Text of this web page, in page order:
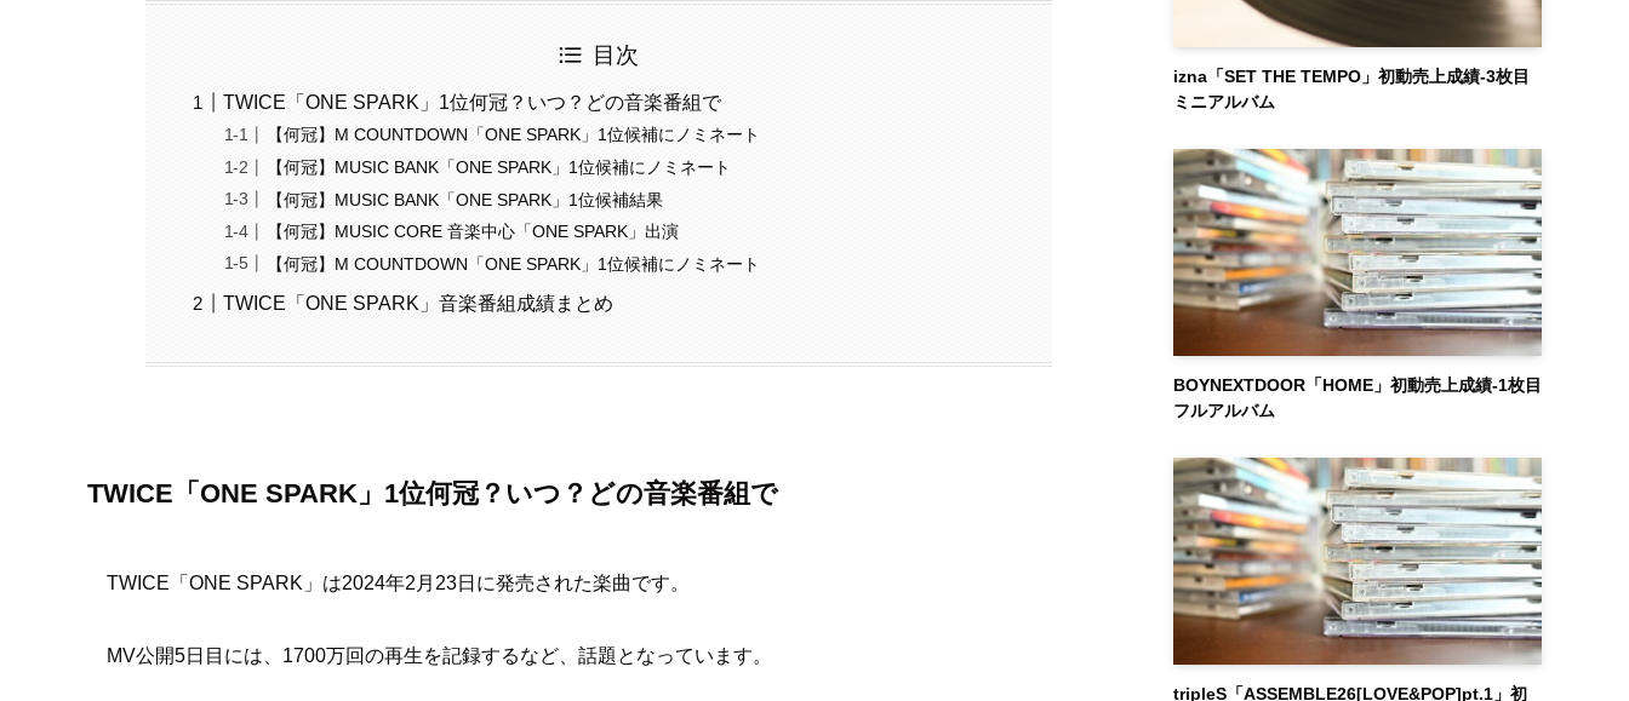
目次
TWICE「ONE SPARK」1位何冠？いつ？どの音楽番組で
【何冠】M COUNTDOWN「ONE SPARK」1位候補にノミネート
【何冠】MUSIC BANK「ONE SPARK」1位候補にノミネート
【何冠】MUSIC BANK「ONE SPARK」1位候補結果
【何冠】MUSIC CORE 音楽中心「ONE SPARK」出演
【何冠】M COUNTDOWN「ONE SPARK」1位候補にノミネート
TWICE「ONE SPARK」音楽番組成績まとめ
TWICE「ONE SPARK」1位何冠？いつ？どの音楽番組で
TWICE「ONE SPARK」は2024年2月23日に発売された楽曲です。
MV公開5日目には、1700万回の再生を記録するなど、話題となっています。
izna「SET THE TEMPO」初動売上成績-3枚目
ミニアルバム
BOYNEXTDOOR「HOME」初動売上成績-1枚目
フルアルバム
tripleS「ASSEMBLE26[LOVE&POP]pt.1」初